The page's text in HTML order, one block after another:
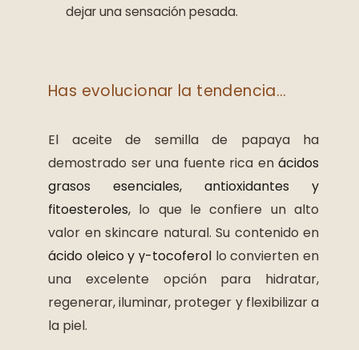
dejar una sensación pesada.
Has evolucionar la tendencia...
El aceite de semilla de papaya ha
demostrado ser una fuente rica en ácidos
grasos esenciales, antioxidantes y
fitoesteroles, lo que le confiere un alto
valor en skincare natural. Su contenido en
ácido oleico y γ-tocoferol lo convierten en
una excelente opción para hidratar,
regenerar, iluminar, proteger y flexibilizar a
la piel.